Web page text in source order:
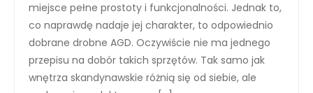
miejsce pełne prostoty i funkcjonalności. Jednak to,
co naprawdę nadaje jej charakter, to odpowiednio
dobrane drobne AGD. Oczywiście nie ma jednego
przepisu na dobór takich sprzętów. Tak samo jak
wnętrza skandynawskie różnią się od siebie, ale